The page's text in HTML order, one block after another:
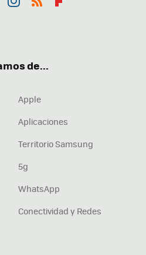
de...
Apple
Aplicaciones
Territorio Samsung
5g
WhatsApp
Conectividad y Redes